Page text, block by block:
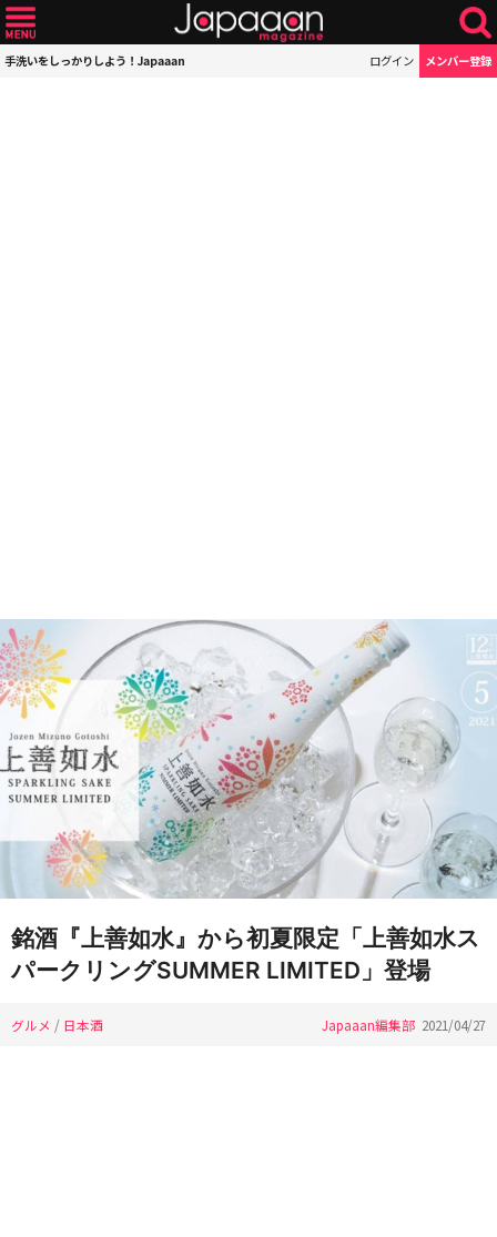
手洗いをしっかりしよう！Japaaan ログイン メンバー登録
銘酒『上善如水』から初夏限定​「​上善如水ス
パークリングSUMMER LIMITED」登場
グルメ / 日本酒 Japaaan編集部 2021/04/27